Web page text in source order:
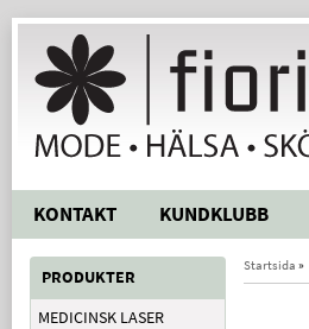
KONTAKT KUNDKLUBB
PRODUKTER
MEDICINSK LASER
Startsida »